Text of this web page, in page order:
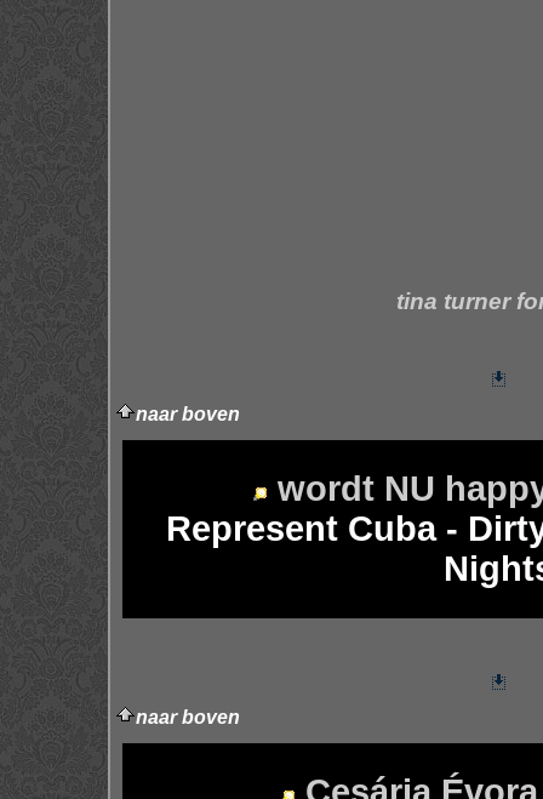
tina turner
naar boven
wordt NU
Represent Cuba -
naar boven